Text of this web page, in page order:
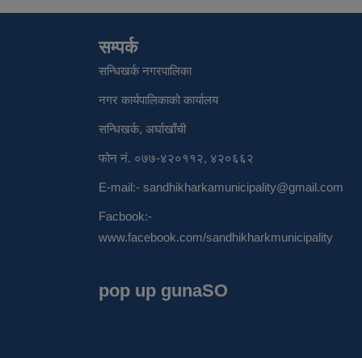
सम्पर्क
सन्धिखर्क नगरपालिका
नगर कार्यपालिकाको कार्यालय
सन्धिखर्क, अर्घाखाँची
फोन नं. ०७७-४२०११२, ४२०६६२
E-mail:- sandhikharkamunicipality@gmail.com
Facbook:-
www.facebook.com/sandhikharkmunicipality
pop up gunaSO